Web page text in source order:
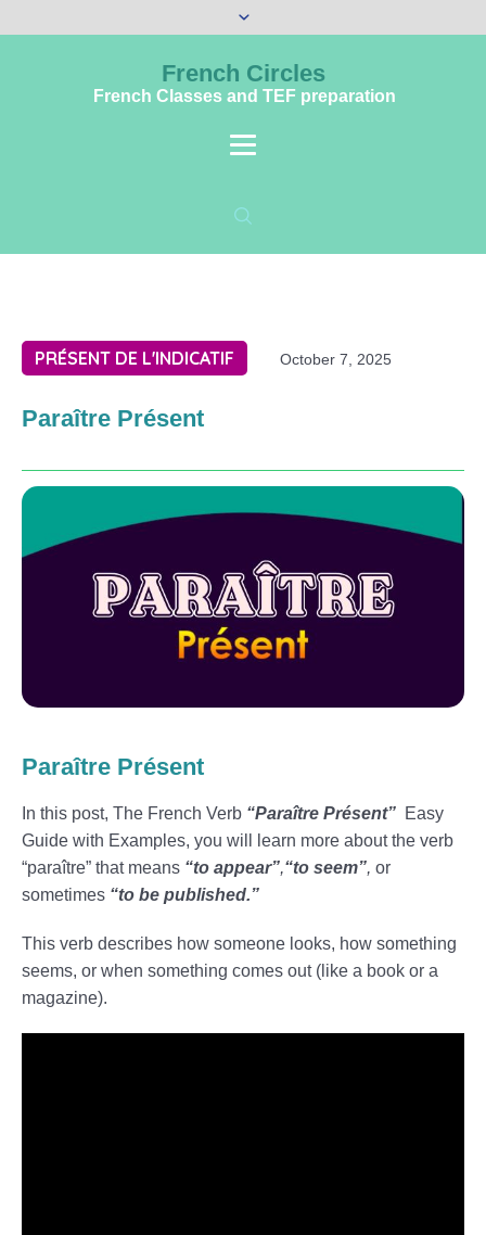
French Circles
French Classes and TEF preparation
PRÉSENT DE L'INDICATIF October 7, 2025
Paraître Présent
Paraître Présent
In this post, The French Verb “Paraître Présent” Easy
Guide with Examples, you will learn more about the verb
“paraître” that means “to appear”,“to seem”, or
sometimes “to be published.”
This verb describes how someone looks, how something
seems, or when something comes out (like a book or a
magazine).